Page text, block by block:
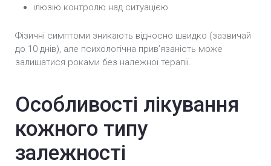
ілюзію контролю над ситуацією.
Фізичні симптоми зникають відносно швидко (зазвичай
до 10 днів), але психологічна прив’язаність може
залишатися роками без належної терапії.
Особливості лікування
кожного типу
залежності